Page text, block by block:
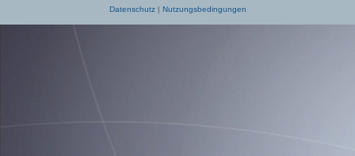
Datenschutz| Nutzungsbedingungen